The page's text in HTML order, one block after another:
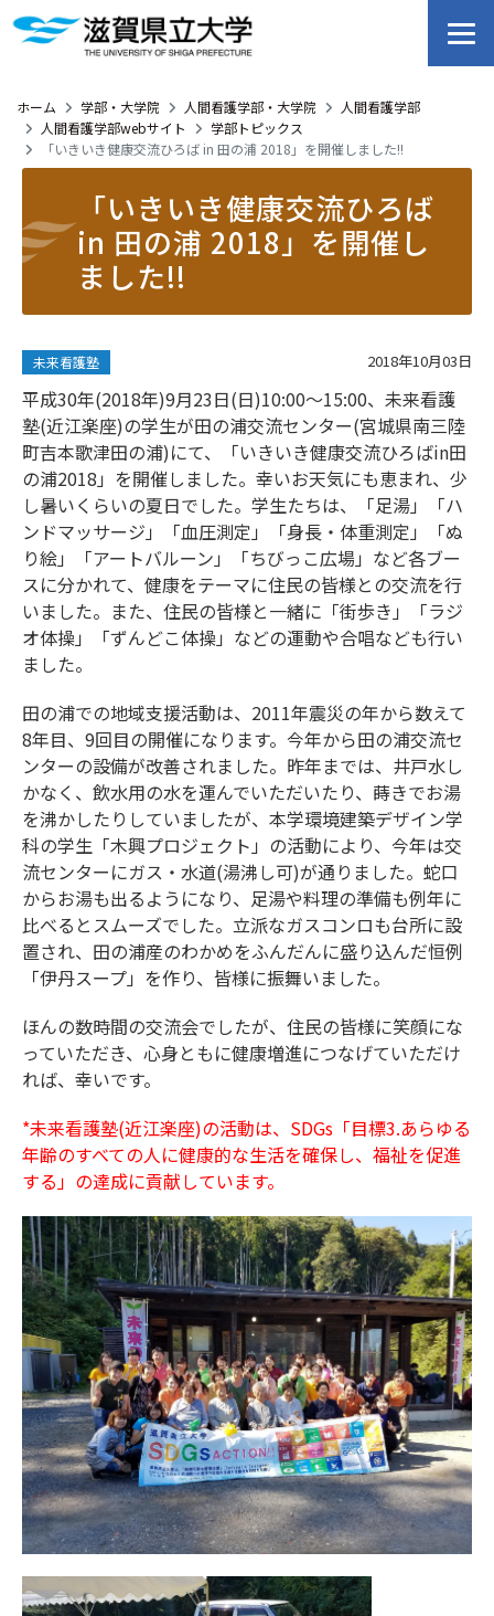
ホーム 学部・大学院 人間看護学部・大学院
人間看護学部
人間看護学部webサイト
学部トピックス
「いきいき健康交流ひろば in 田の浦 2018」を開催しました!!
「いきいき健康交流ひろば
in 田の浦 2018」を開催し
ました!!
未来看護塾 2018年10月03日
平成30年(2018年)9月23日(日)10:00～15:00、未来看護
塾(近江楽座)の学生が田の浦交流センター(宮城県南三陸
町吉本歌津田の浦)にて、「いきいき健康交流ひろばin田
の浦2018」を開催しました。幸いお天気にも恵まれ、少
し暑いくらいの夏日でした。学生たちは、「足湯」「ハ
ンドマッサージ」「血圧測定」「身長・体重測定」「ぬ
り絵」「アートバルーン」「ちびっこ広場」など各ブー
スに分かれて、健康をテーマに住民の皆様との交流を行
いました。また、住民の皆様と一緒に「街歩き」「ラジ
オ体操」「ずんどこ体操」などの運動や合唱なども行い
ました。
田の浦での地域支援活動は、2011年震災の年から数えて
8年目、9回目の開催になります。今年から田の浦交流セ
ンターの設備が改善されました。昨年までは、井戸水し
かなく、飲水用の水を運んでいただいたり、蒔きでお湯
を沸かしたりしていましたが、本学環境建築デザイン学
科の学生「木興プロジェクト」の活動により、今年は交
流センターにガス・水道(湯沸し可)が通りました。蛇口
からお湯も出るようになり、足湯や料理の準備も例年に
比べるとスムーズでした。立派なガスコンロも台所に設
置され、田の浦産のわかめをふんだんに盛り込んだ恒例
「伊丹スープ」を作り、皆様に振舞いました。
ほんの数時間の交流会でしたが、住民の皆様に笑顔にな
っていただき、心身ともに健康増進につなげていただけ
れば、幸いです。
*未来看護塾(近江楽座)の活動は、SDGs「目標3.あらゆる
年齢のすべての人に健康的な生活を確保し、福祉を促進
する」の達成に貢献しています。